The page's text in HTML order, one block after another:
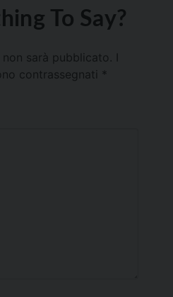
To Say?
sarà pubblicato.
contrassegnati *